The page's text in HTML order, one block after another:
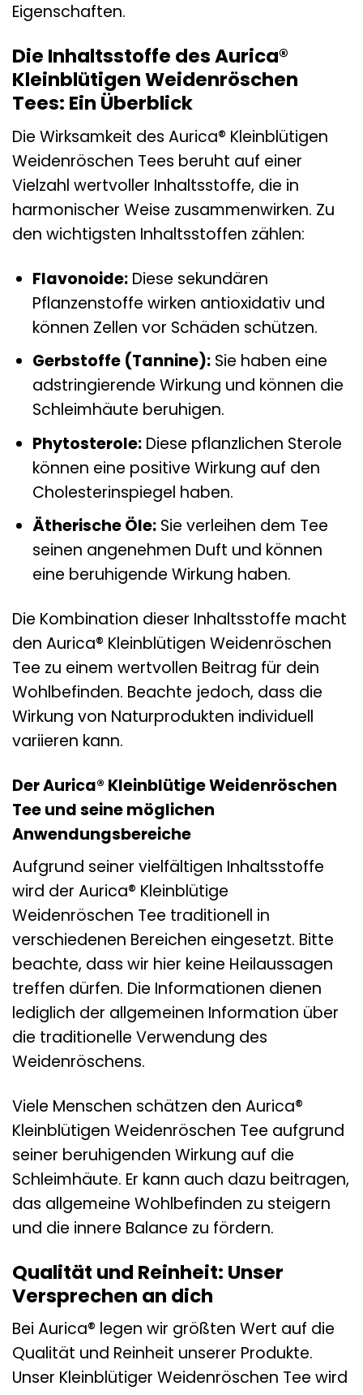
Eigenschaften.
Die Inhaltsstoffe des Aurica®
Kleinblütigen Weidenröschen
Tees: Ein Überblick
Die Wirksamkeit des Aurica® Kleinblütigen
Weidenröschen Tees beruht auf einer
Vielzahl wertvoller Inhaltsstoffe, die in
harmonischer Weise zusammenwirken. Zu
den wichtigsten Inhaltsstoffen zählen:
Flavonoide:Diese sekundären
Pflanzenstoffe wirken antioxidativ und
können Zellen vor Schäden schützen.
Gerbstoffe (Tannine):Sie haben eine
adstringierende Wirkung und können die
Schleimhäute beruhigen.
Phytosterole:Diese pflanzlichen Sterole
können eine positive Wirkung auf den
Cholesterinspiegel haben.
Ätherische Öle:Sie verleihen dem Tee
seinen angenehmen Duft und können
eine beruhigende Wirkung haben.
Die Kombination dieser Inhaltsstoffe macht
den Aurica® Kleinblütigen Weidenröschen
Tee zu einem wertvollen Beitrag für dein
Wohlbefinden. Beachte jedoch, dass die
Wirkung von Naturprodukten individuell
variieren kann.
Der Aurica® Kleinblütige Weidenröschen
Tee und seine möglichen
Anwendungsbereiche
Aufgrund seiner vielfältigen Inhaltsstoffe
wird der Aurica® Kleinblütige
Weidenröschen Tee traditionell in
verschiedenen Bereichen eingesetzt. Bitte
beachte, dass wir hier keine Heilaussagen
treffen dürfen. Die Informationen dienen
lediglich der allgemeinen Information über
die traditionelle Verwendung des
Weidenröschens.
Viele Menschen schätzen den Aurica®
Kleinblütigen Weidenröschen Tee aufgrund
seiner beruhigenden Wirkung auf die
Schleimhäute. Er kann auch dazu beitragen,
das allgemeine Wohlbefinden zu steigern
und die innere Balance zu fördern.
Qualität und Reinheit: Unser
Versprechen an dich
Bei Aurica® legen wir größten Wert auf die
Qualität und Reinheit unserer Produkte.
Unser Kleinblütiger Weidenröschen Tee wird